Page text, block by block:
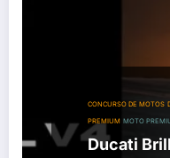
CONCURSO DE MOTOS
PREMIUM MOTO
Ducati